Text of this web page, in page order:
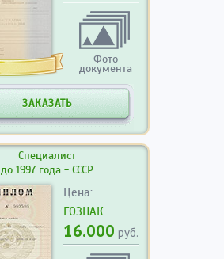
Фото
документа
ЗАКАЗАТЬ
Специалист
до 1997 года - СССР
Цена:
ГОЗНАК
16.000 руб.